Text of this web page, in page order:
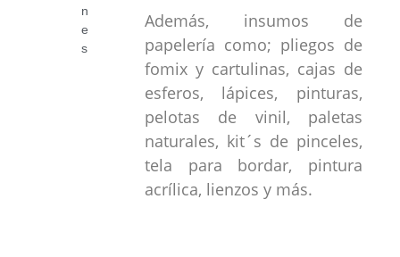
n
e
s
Además, insumos de
papelería como; pliegos de
fomix y cartulinas, cajas de
esferos, lápices, pinturas,
pelotas de vinil, paletas
naturales, kit´s de pinceles,
tela para bordar, pintura
acrílica, lienzos y más.